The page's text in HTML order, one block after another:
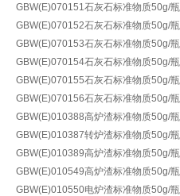
GBW(E)070151石灰石标准物质50g/瓶
GBW(E)070152石灰石标准物质50g/瓶
GBW(E)070153石灰石标准物质50g/瓶
GBW(E)070154石灰石标准物质50g/瓶
GBW(E)070155石灰石标准物质50g/瓶
GBW(E)070156石灰石标准物质50g/瓶
GBW(E)010388高炉渣标准物质50g/瓶
GBW(E)010387转炉渣标准物质50g/瓶
GBW(E)010389高炉渣标准物质50g/瓶
GBW(E)010549高炉渣标准物质50g/瓶
GBW(E)010550电炉渣标准物质50g/瓶